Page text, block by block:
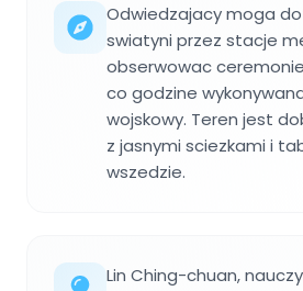
Odwiedzajacy moga
swiatyni przez stacje
obserwowac
co godzine
wojskowy. Teren jest
z jasnymi sciezkami i
wszedzie.
Lin Ching-chuan,